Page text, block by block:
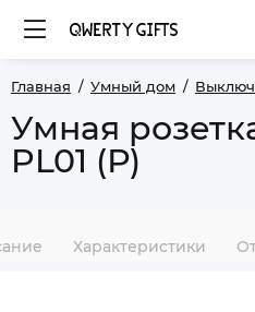
Главная Умный дом
Умная
PL01 (Р)
Характеристики